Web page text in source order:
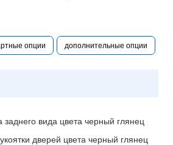
опции дополнительные опции
вида цвета черный глянец
дверей цвета черный глянец